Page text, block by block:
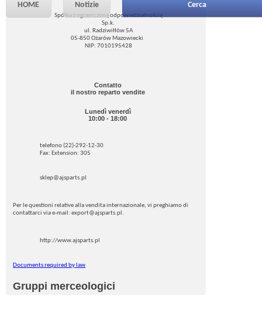
HOME Notizie Cerca
Spółka z ograniczoną odpowiedzialnością
Sp.k.
ul. Radziwiłłów 5A
05-850 Ożarów Mazowiecki
NIP: 7010195428
Contatto
il nostro reparto vendite
Lunedì venerdì
10:00 - 18:00
telefono (22)-292-12-30
Fax: Extension: 305
sklep@ajsparts.pl
Per le questioni relative alla vendita internazionale, vi preghiamo di
contattarci via e-mail: export@ajsparts.pl.
http://www.ajsparts.pl
Documents required by law
Gruppi merceologici